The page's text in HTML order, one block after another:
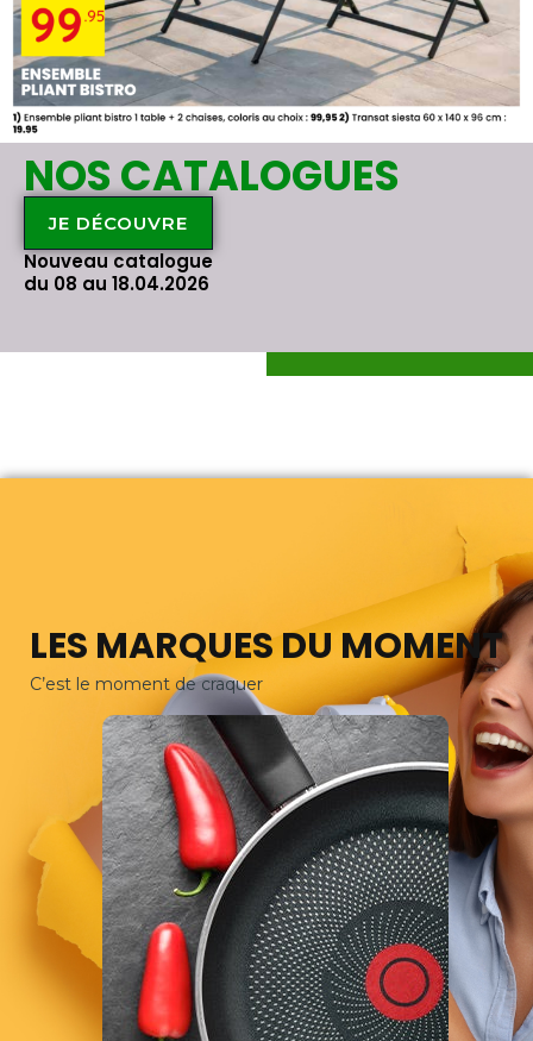
NOS CATALOGUES
JE DÉCOUVRE
Nouveau catalogue
du 08 au 18.04.2026
LES MARQUES DU MOMENT
C’est le moment de craquer